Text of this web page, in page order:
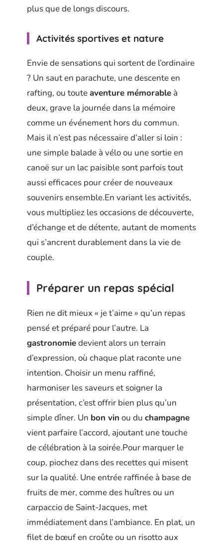
plus que de longs discours.
Activités sportives et nature
Envie de sensations qui sortent de l’ordinaire
? Un saut en parachute, une descente en
rafting, ou touteaventure mémorable à
deux, grave la journée dans la mémoire
comme un événement hors du commun.
Mais il n’est pas nécessaire d’aller si loin :
une simple balade à vélo ou une sortie en
canoë sur un lac paisible sont parfois tout
aussi efficaces pour créer de nouveaux
souvenirs ensemble.En variant les activités,
vous multipliez les occasions de découverte,
d’échange et de détente, autant de moments
qui s’ancrent durablement dans la vie de
couple.
Préparer un repas spécial
Rien ne dit mieux « je t’aime » qu’un repas
pensé et préparé pour l’autre. La
gastronomiedevient alors un terrain
d’expression, où chaque plat raconte une
intention. Choisir un menu raffiné,
harmoniser les saveurs et soigner la
présentation, c’est offrir bien plus qu’un
simple dîner. Un bon vin ou du champagne
vient parfaire l’accord, ajoutant une touche
de célébration à la soirée.Pour marquer le
coup, piochez dans des recettes qui misent
sur la qualité. Une entrée raffinée à base de
fruits de mer, comme des huîtres ou un
carpaccio de Saint-Jacques, met
immédiatement dans l’ambiance. En plat, un
filet de bœuf en croûte ou un risotto aux